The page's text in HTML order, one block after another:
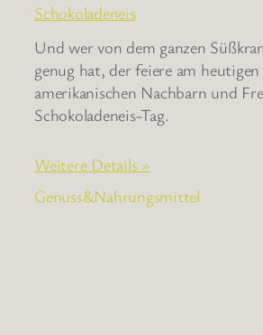
Schokoladeneis
Und wer von dem ganzen
genug hat, der feiere am
amerikanischen Nachbarn und
Schokoladeneis-Tag.
Weitere Details »
Genuss&Nahrungsmittel